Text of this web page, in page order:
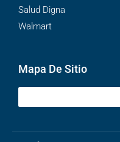
Salud Digna
Walmart
Mapa De Sitio